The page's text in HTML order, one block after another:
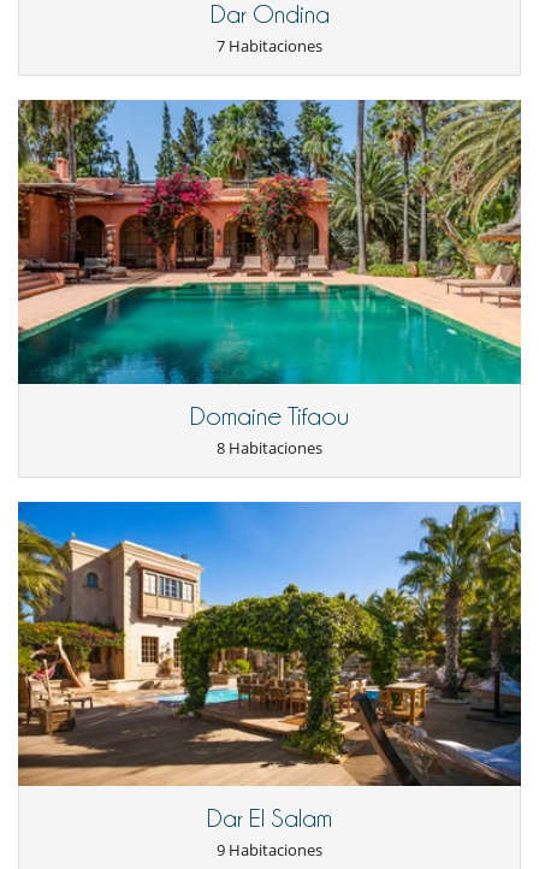
Dar Ondina
7 Habitaciones
Domaine Tifaou
8 Habitaciones
Dar El Salam
9 Habitaciones